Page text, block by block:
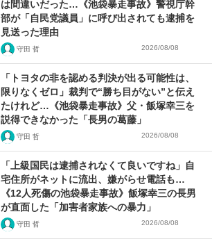
は間違いだった…《池袋暴走事故》警視庁幹
部が「自民党議員」に呼び出されても逮捕を
見送った理由
守田 哲 2026/08/08
「トヨタの非を認める判決が出る可能性は、
限りなくゼロ」裁判で“勝ち目がない”と伝え
たけれど…《池袋暴走事故》父・飯塚幸三を
説得できなかった「長男の葛藤」
守田 哲 2026/08/08
「上級国民は逮捕されなくて良いですね」自
宅住所がネットに流出、嫌がらせ電話も…
《12人死傷の池袋暴走事故》飯塚幸三の長男
が直面した「加害者家族への暴力」
守田 哲 2026/08/08